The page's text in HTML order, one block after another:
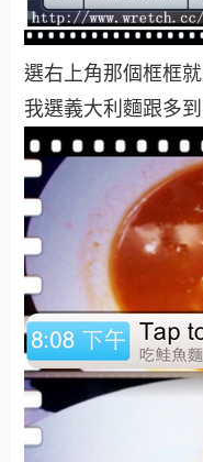
選右上角那個框框
我選義大利麵跟多